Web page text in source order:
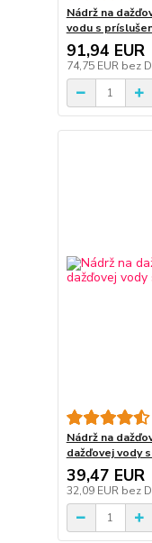
Nádrž na
vodu s
91,94 EUR
74,75 EUR bez
Nádrž na
dažďovej vody
39,47 EUR
32,09 EUR bez